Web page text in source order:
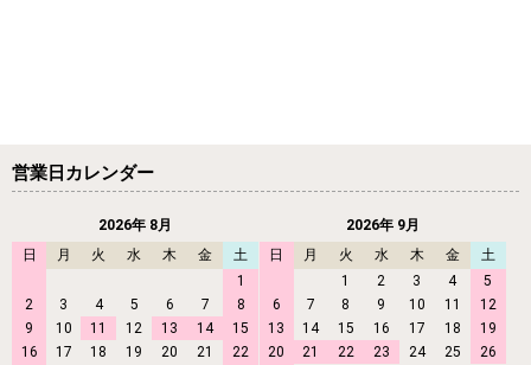
営業日カレンダー
2026年 8月
日
月 火 水 木 金
土
1
2
3 4 5 6 7
8
9
10 11 12 13 14
15
16
17 18 19 20 21
22
2026年 9月
日
月 火 水 木 金
土
1
2 3 4
5
6
7 8 9 10 11
12
13
14 15 16 17 18
19
20
21 22 23 24 25
26